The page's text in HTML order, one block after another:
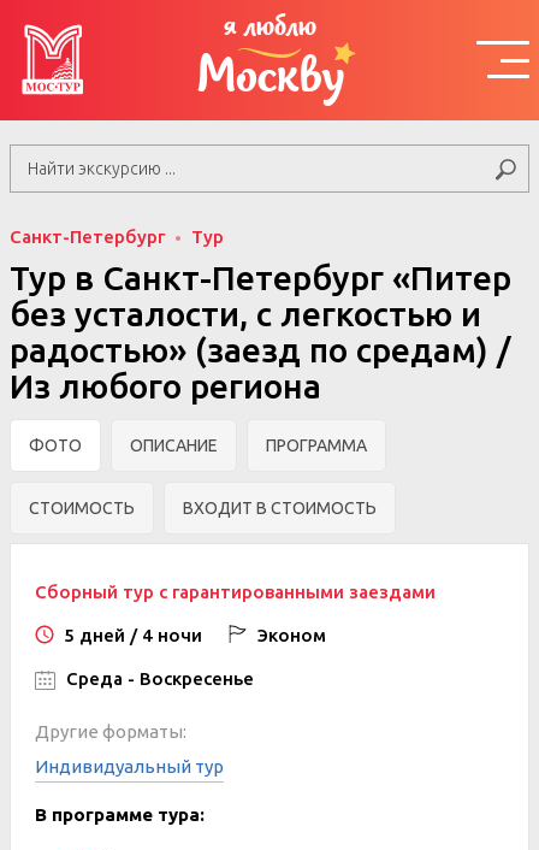
я люблю
Москву
Санкт-Петербург Тур
Тур в Санкт-Петербург «Питер
без усталости, с легкостью и
радостью» (заезд по средам) /
Из любого региона
ФОТО ОПИСАНИЕ ПРОГРАММА
СТОИМОСТЬ ВХОДИТ В СТОИМОСТЬ
Сборный тур с гарантированными заездами
5 дней / 4 ночи Эконом
Среда - Воскресенье
Другие форматы:
Индивидуальный тур
В программе тура: